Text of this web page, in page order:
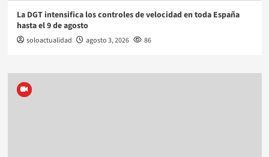
La DGT intensifica los controles de velocidad en toda España
hasta el 9 de agosto
soloactualidad agosto 3, 2026 86